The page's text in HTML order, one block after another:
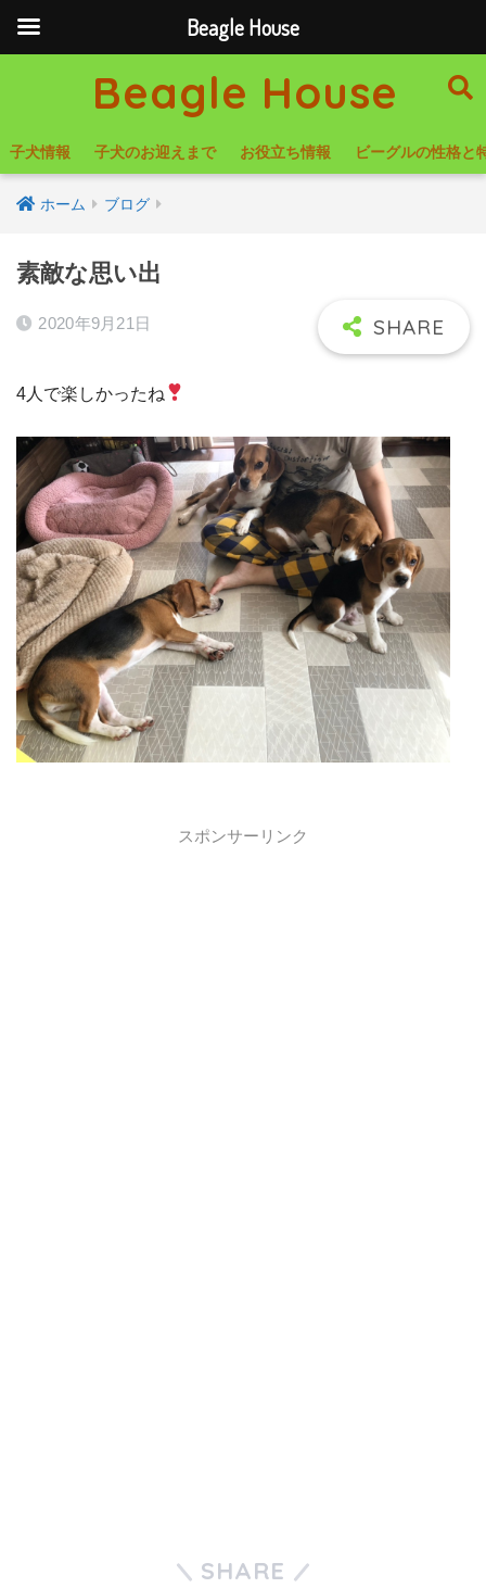
Beagle House
子犬情報 子犬のお迎えまで お役立ち情報 ビーグルの性格と
ホーム ブログ
素敵な思い出
2020年9月21日
4人で楽しかったね
スポンサーリンク
SHARE
Beagle House